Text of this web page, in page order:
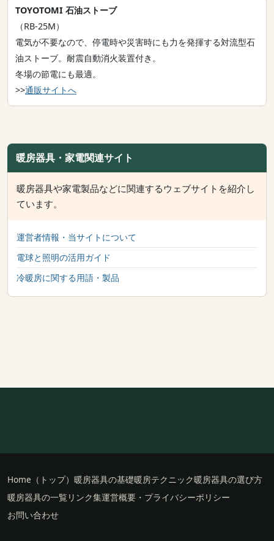
TOYOTOMI 石油ストーブ
（RB-25M）
電気が不要なので、停電時や災害時にも力を発揮する対流型石
油ストーブ。耐震自動消火装置付き。
冬場の節電にも最適。
>>通販サイトへ
暖房器具・家電関連サイト
暖房器具や家電製品などに関連するウェブサイトを紹介し
ています。
運営者情報・当サイトについて
電球と照明の活用ガイド
冷暖房に関する用語・製品
Home（トップ） 暖房器具の基礎暖房テクニック暖房器具の選び方
暖房器具の一覧リンク集運営概要・プライバシーポリシー
お問い合わせ